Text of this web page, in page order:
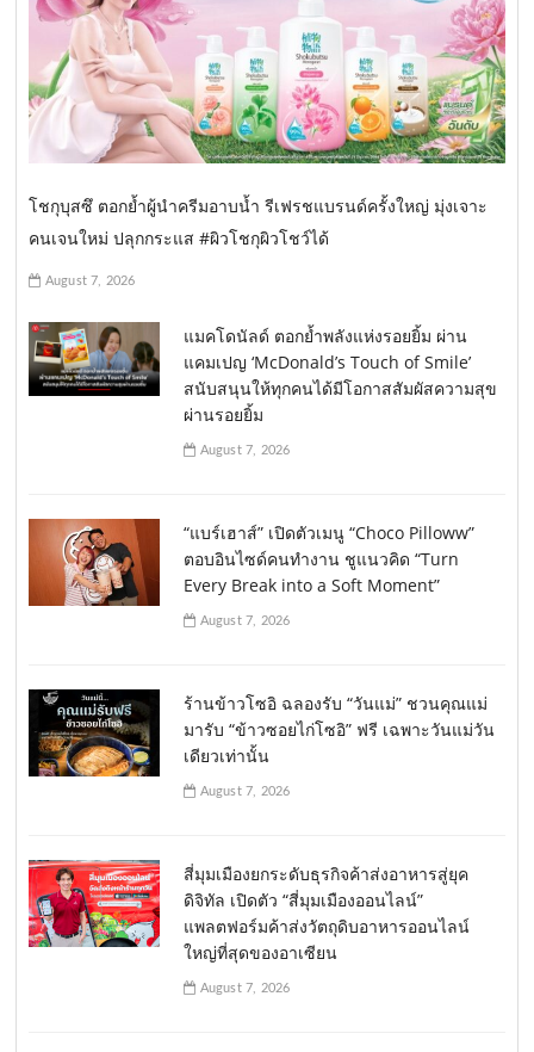
โชกุบุสซึ ตอกย้ำผู้นำครีมอาบน้ำ รีเฟรชแบรนด์ครั้งใหญ่ มุ่งเจาะ
คนเจนใหม่ ปลุกกระแส #ผิวโชกุผิวโชว์ได้
August 7, 2026
แมคโดนัลด์ ตอกย้ำพลังแห่งรอยยิ้ม ผ่าน
แคมเปญ ‘McDonald’s Touch of Smile’
สนับสนุนให้ทุกคนได้มีโอกาสสัมผัสความสุข
ผ่านรอยยิ้ม
August 7, 2026
“แบร์เฮาส์” เปิดตัวเมนู “Choco Pilloww”
ตอบอินไซด์คนทำงาน ชูแนวคิด “Turn
Every Break into a Soft Moment”
August 7, 2026
ร้านข้าวโซอิ ฉลองรับ “วันแม่” ชวนคุณแม่
มารับ “ข้าวซอยไก่โซอิ” ฟรี เฉพาะวันแม่วัน
เดียวเท่านั้น
August 7, 2026
สี่มุมเมืองยกระดับธุรกิจค้าส่งอาหารสู่ยุค
ดิจิทัล เปิดตัว “สี่มุมเมืองออนไลน์”
แพลตฟอร์มค้าส่งวัตถุดิบอาหารออนไลน์
ใหญ่ที่สุดของอาเซียน
August 7, 2026